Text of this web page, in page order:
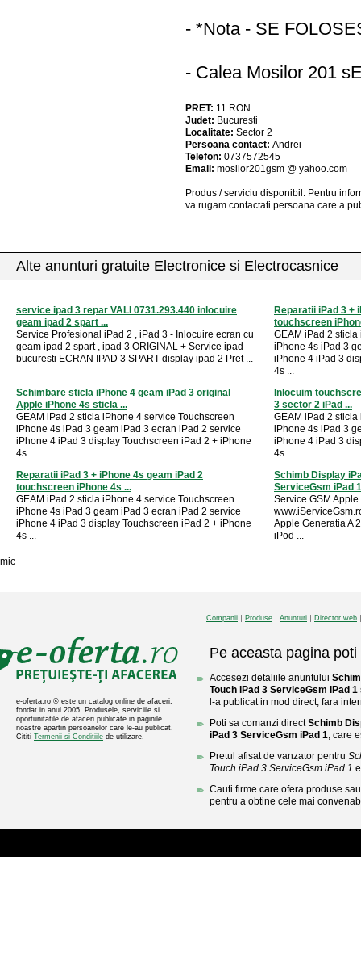
- *Nota - SE
- Calea Mosilor 201
PRET: 11 RON
Judet: Bucuresti
Localitate: Sector 2
Persoana contact: Andrei
Telefon: 0737572545
Email: mosilor201gsm @ yahoo.com
Produs / serviciu disponibil . Pentru
va rugam contactati persoana care a
Alte anunturi gratuite Electronice si Electrocasnice
service ipad 3 repar VALI 0731.293.440 inlocuire
geam ipad 2 spart ...
Service Profesional iPad 2 , iPad 3 - Inlocuire ecran cu
geam ipad 2 spart , ipad 3 ORIGINAL + Service ipad
bucuresti ECRAN IPAD 3 SPART display ipad 2 Pret ...
Reparatii iPad 3 +
touchscreen
GEAM iPad 2
iPhone 4s iPad 3
iPhone 4 iPad 3
4s ...
Schimbare sticla iPhone 4 geam iPad 3 original
Apple iPhone 4s sticla ...
GEAM iPad 2 sticla iPhone 4 service Touchscreen
iPhone 4s iPad 3 geam iPad 3 ecran iPad 2 service
iPhone 4 iPad 3 display Touchscreen iPad 2 + iPhone
4s ...
Inlocuim
3 sector 2 iPad ...
GEAM iPad 2
iPhone 4s iPad 3
iPhone 4 iPad 3
4s ...
Reparatii iPad 3 + iPhone 4s geam iPad 2
touchscreen iPhone 4s ...
GEAM iPad 2 sticla iPhone 4 service Touchscreen
iPhone 4s iPad 3 geam iPad 3 ecran iPad 2 service
iPhone 4 iPad 3 display Touchscreen iPad 2 + iPhone
4s ...
Schimb Display
ServiceGsm iPad 1
Service GSM
Apple Generatia A
iPod ...
mic
e-oferta.ro ® este un catalog online de afaceri,
fondat in anul 2005. Produsele, serviciile si
oportunitatile de afaceri publicate in paginile
noastre apartin persoanelor care le-au publicat.
Cititi Termenii si Conditiile de utilizare.
Companii Produse Anunturi Director web
Pe aceasta pagina poti
Accesezi detaliile anuntului
Touch iPad 3 ServiceGsm iPad 1
l-a publicat in mod direct, fara
Poti sa comanzi directSchimb
iPad 3 ServiceGsm iPad 1, care
Pretul afisat de vanzator pentru
Touch iPad 3 ServiceGsm iPad 1
Cauti firme care ofera produse
pentru a obtine cele mai